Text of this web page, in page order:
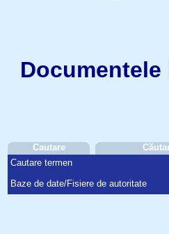
Cautare
Cautare termen
Baze de date/Fisiere de autoritate